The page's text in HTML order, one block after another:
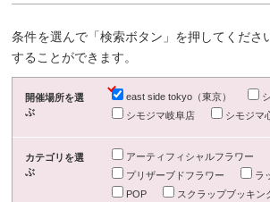
条件を選んで「検索ボタン」を押してくださ
することができます。
開催場所を選
ぶ
east side tokyo（東京）
シモジマ岐阜店
シモジマ
カテゴリを選
ぶ
アーティフィシャルフラワー
プリザーブドフラワー
ラ
POP
スクラップブッキン